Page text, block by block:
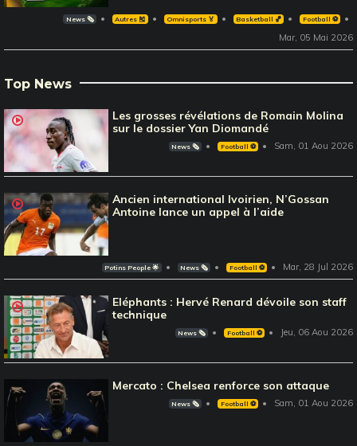
News 🗞️ Autres 🎽 Omnisports 🏅 Basketball 🏀 Football ⚽️
Mar, 05 Mai 2026
Top News
Les grosses révélations de Romain Molina
sur le dossier Yan Diomandé
News 🗞️ Football ⚽️ Sam, 01 Aou 2026
Ancien international Ivoirien, N’Gossan
Antoine lance un appel à l’aide
Potins People 🌟 News 🗞️ Football ⚽️ Mar, 28 Jul 2026
Eléphants : Hervé Renard dévoile son staff
technique
News 🗞️ Football ⚽️ Jeu, 06 Aou 2026
Mercato : Chelsea renforce son attaque
News 🗞️ Football ⚽️ Sam, 01 Aou 2026